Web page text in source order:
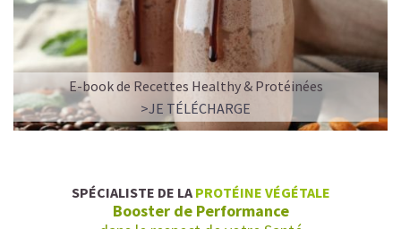
E-book de Recettes Healthy & Protéinées
>JE TÉLÉCHARGE
SPÉCIALISTE DE LA PROTÉINE VÉGÉTALE
Booster de Performance